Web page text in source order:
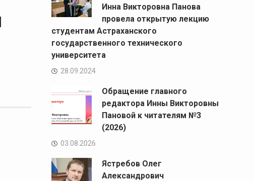
Инна Викторовна Панова
провела открытую лекцию
студентам Астраханского
государственного технического
университета
28.09.2024
Обращение главного
редактора Инны Викторовны
Пановой к читателям №3
(2026)
03.08.2026
Ястребов Олег
Александрович